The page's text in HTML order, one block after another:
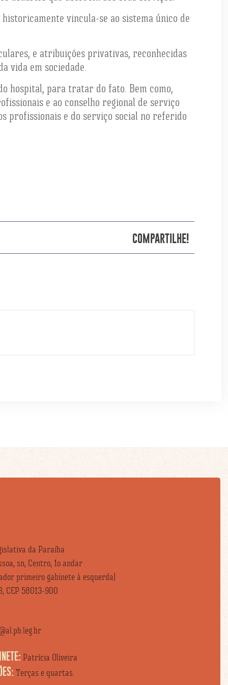
vincula-se ao sistema único de
e atribuições privativas, reconhecidas
vida em sociedade.
hospital, para tratar do fato. Bem como,
e ao conselho regional de serviço
profissionais e do serviço social no referido
COMPARTILHE!
da Paraíba
sn, Centro, 1o andar
primeiro gabinete à esquerda)
CEP 58013-900
Patrícia Oliveira
Terças e quartas.